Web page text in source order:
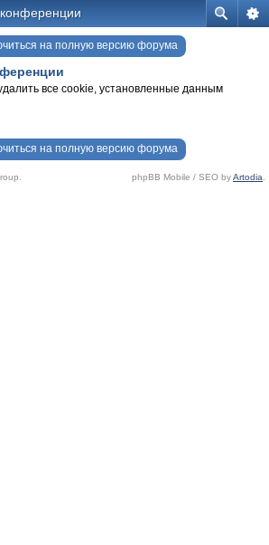
на полную версию форума
все cookie, установленные данным
на полную версию форума
phpBB Mobile / SEO byArtodia